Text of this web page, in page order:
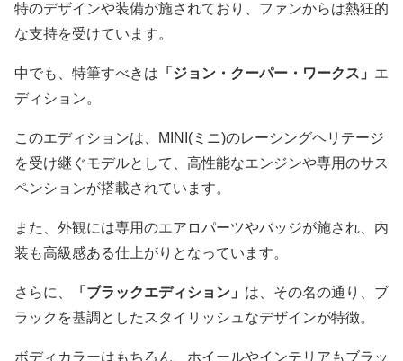
特のデザインや装備が施されており、ファンからは熱狂的
な支持を受けています。
中でも、特筆すべきは 「ジョン・クーパー・ワークス」 エ
ディション。
このエディションは、MINI(ミニ)のレーシングヘリテージ
を受け継ぐモデルとして、高性能なエンジンや専用のサス
ペンションが搭載されています。
また、外観には専用のエアロパーツやバッジが施され、内
装も高級感ある仕上がりとなっています。
さらに、 「ブラックエディション」 は、その名の通り、ブ
ラックを基調としたスタイリッシュなデザインが特徴。
ボディカラーはもちろん、ホイールやインテリアもブラッ